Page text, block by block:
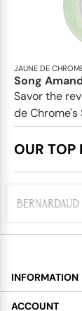
JAUNE DE
Song
Savor the
de Chrome's
OUR TOP
INFORMATION
About
ACCOUNT